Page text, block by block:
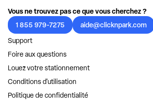
Vous ne trouvez pas ce que vous cherchez ?
1 855 979-7275
aide@clicknpark.com
Support
Foire aux questions
Louez votre stationnement
Conditions d'utilisation
Politique de confidentialité